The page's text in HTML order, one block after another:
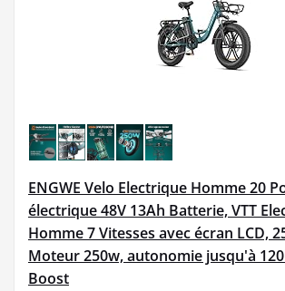
ENGWE Velo Electrique Homme 20
électrique 48V 13Ah Batterie, VTT
Homme 7 Vitesses avec écran LCD,
Moteur 250w, autonomie jusqu'à
Boost